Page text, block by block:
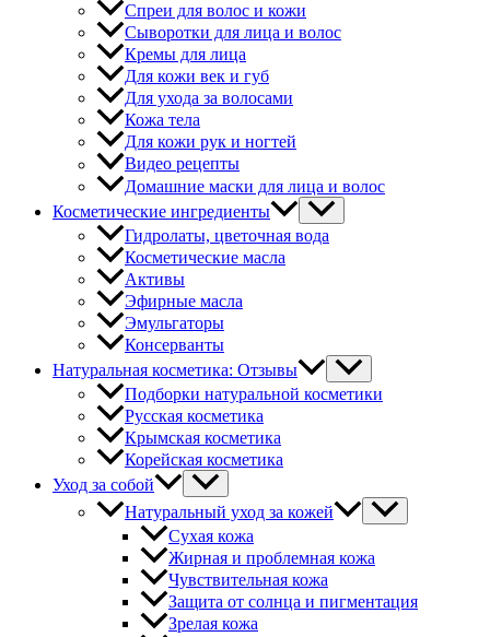
Спреи для волос и кожи
Сыворотки для лица и волос
Кремы для лица
Для кожи век и губ
Для ухода за волосами
Кожа тела
Для кожи рук и ногтей
Видео рецепты
Домашние маски для лица и волос
Косметические ингредиенты
Гидролаты, цветочная вода
Косметические масла
Активы
Эфирные масла
Эмульгаторы
Консерванты
Натуральная косметика: Отзывы
Подборки натуральной косметики
Русская косметика
Крымская косметика
Корейская косметика
Уход за собой
Натуральный уход за кожей
Сухая кожа
Жирная и проблемная кожа
Чувствительная кожа
Защита от солнца и пигментация
Зрелая кожа